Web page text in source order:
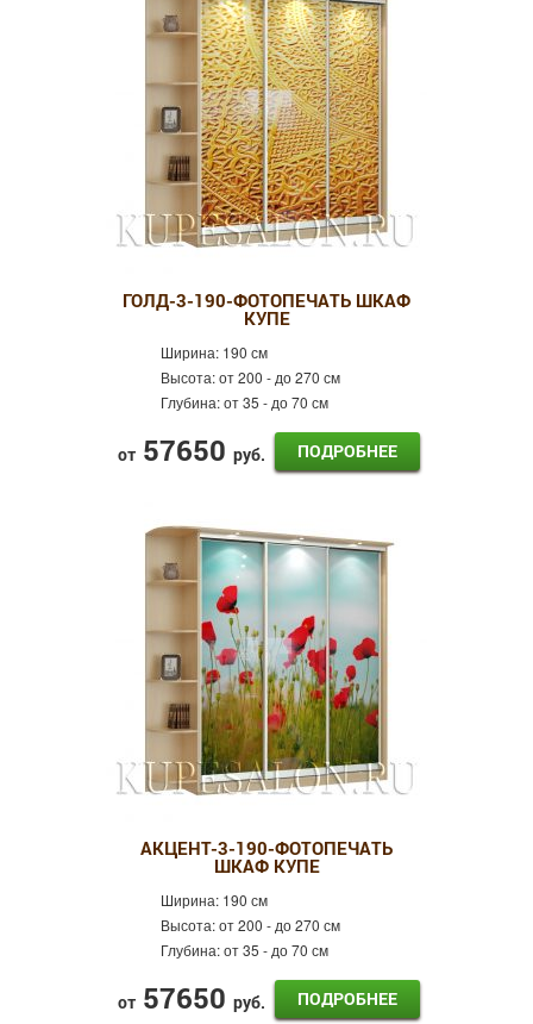
ГОЛД-3-190-ФОТОПЕЧАТЬ ШКАФ
КУПЕ
Ширина: 190 см
Высота:от 200 - до 270 см
Глубина:от 35 - до 70 см
от 57650 руб. ПОДРОБНЕЕ
АКЦЕНТ-3-190-ФОТОПЕЧАТЬ
ШКАФ КУПЕ
Ширина: 190 см
Высота:от 200 - до 270 см
Глубина:от 35 - до 70 см
от 57650 руб. ПОДРОБНЕЕ